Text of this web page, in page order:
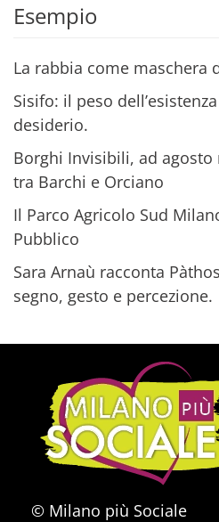
Esempio
La rabbia come maschera
Sisifo: il peso
desiderio.
Borghi Invisibili, ad
tra Barchi e Orciano
Il Parco Agricolo Sud
Pubblico
Sara Arnaù racconta
segno, gesto e percezione.
© Milano più Sociale